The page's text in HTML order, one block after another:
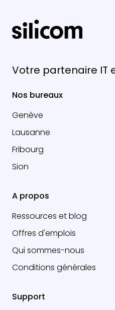
Votre partenaire IT
Nos bureaux
Genève
Lausanne
Fribourg
Sion
A propos
Ressources et blog
Offres d'emplois
Qui sommes-nous
Conditions générales
Support